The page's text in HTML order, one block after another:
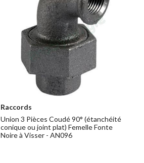
Raccords
Union 3 Pièces Coudé 90° (étanchéité
conique ou joint plat) Femelle Fonte
Noire à Visser - AN096